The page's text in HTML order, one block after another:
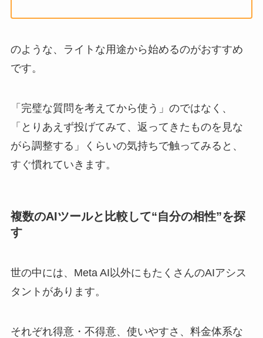
のような、ライトな用途から始めるのがおすすめ
です。
「完璧な質問を考えてから使う」のではなく、
「とりあえず投げてみて、返ってきたものを見な
がら調整する」くらいの気持ちで触ってみると、
すぐ慣れていきます。
複数のAIツールと比較して“自分の相性”を探
す
世の中には、Meta AI以外にもたくさんのAIアシス
タントがあります。
それぞれ得意・不得意、使いやすさ、料金体系な